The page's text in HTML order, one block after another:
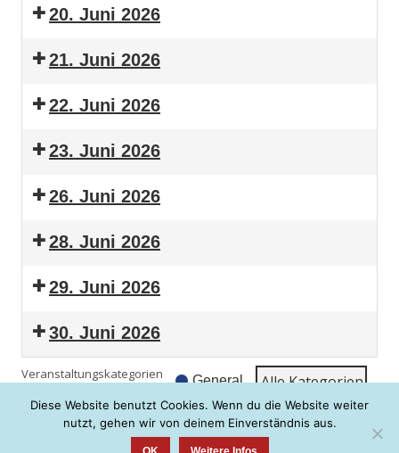
20. Juni 2026
21. Juni 2026
22. Juni 2026
23. Juni 2026
26. Juni 2026
28. Juni 2026
29. Juni 2026
30. Juni 2026
Veranstaltungskategorien General
Alle Kate­go­rien
Ansicht aus­dru­cken
Diese Website benutzt Cookies. Wenn du die Website weiter
nutzt, gehen wir von deinem Einverständnis aus.